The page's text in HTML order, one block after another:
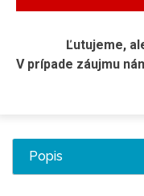
Ľutujeme,
V prípade záujmu
Popis